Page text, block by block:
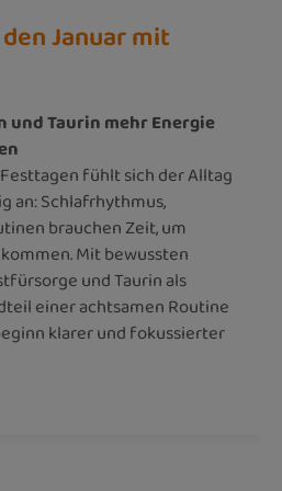
Januar mit
Taurin mehr Energie
fühlt sich der Alltag
an: Schlafrhythmus,
brauchen Zeit, um
Mit bewussten
und Taurin als
einer achtsamen Routine
klarer und fokussierter